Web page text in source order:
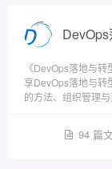
《DevOps落地与
享DevOps落地与转
的方法、组织管理
94 篇